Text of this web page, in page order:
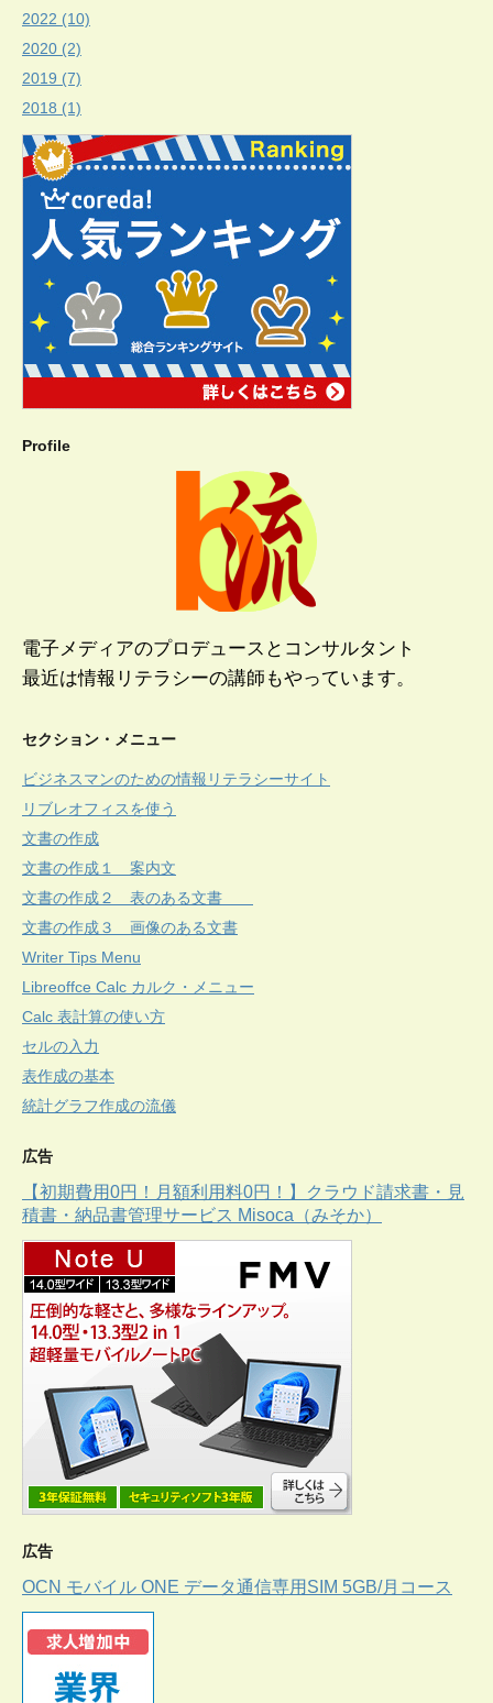
2022 (10)
2020 (2)
2019 (7)
2018 (1)
Profile
電子メディアのプロデュースとコンサルタント
最近は情報リテラシーの講師もやっています。
セクション・メニュー
ビジネスマンのための情報リテラシーサイト
リブレオフィスを使う
文書の作成
文書の作成１ 案内文
文書の作成２ 表のある文書
文書の作成３ 画像のある文書
Writer Tips Menu
Libreoffce Calc カルク・メニュー
Calc 表計算の使い方
セルの入力
表作成の基本
統計グラフ作成の流儀
広告
【初期費用0円！月額利用料0円！】クラウド請求書・見
積書・納品書管理サービス Misoca（みそか）
広告
OCN モバイル ONE データ通信専用SIM 5GB/月コース